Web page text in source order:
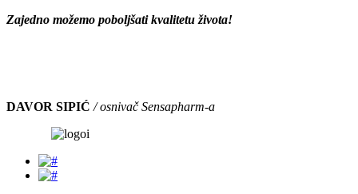
Zajedno možemo poboljšati kvalitetu života!
DAVOR SIPIĆ / osnivač Sensapharm-a